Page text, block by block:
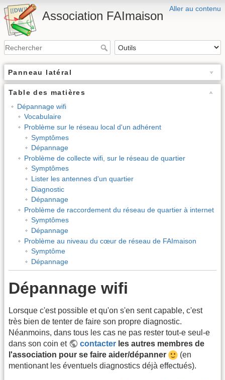
Aller au contenu
Association FAImaison
Panneau latéral
Table des matières
Dépannage wifi
Vocabulaire
Problème sur le réseau local d'un adhérent
Symptômes
Dépannage
Problème de collecte wifi, sur le réseau de quartier
Symptômes
Lister les antennes d'un quartier
Diagnostic
Dépannage
Problème de raccordement du réseau de quartier à internet
Symptômes
Dépannage
Problème au niveau du cœur de réseau de FAImaison
Symptôme
Dépannage
Dépannage wifi
Lorsque c'est possible et qu'on s'en sent capable, c'est
très bien de tenter de faire son propre diagnostic.
Néanmoins, dans tous les cas ne pas rester tout-e seul-e
dans son coin et
contacter les autres membres de
l'association pour se faire aider/dépanner
(en
mentionant les éventuels diagnostics déjà effectués).